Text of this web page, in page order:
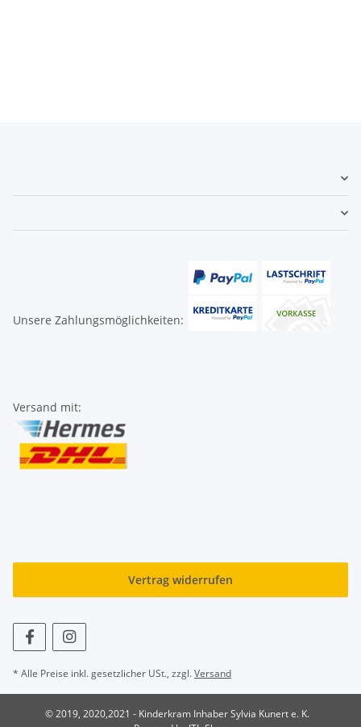
Unsere Zahlungsmöglichkeiten:
Versand mit:
Vertrag widerrufen
* Alle Preise inkl. gesetzlicher USt., zzgl.Versand
© 2019, 2020,2021 - Kinderkram Inhaber Sylvia Kunert e. K.